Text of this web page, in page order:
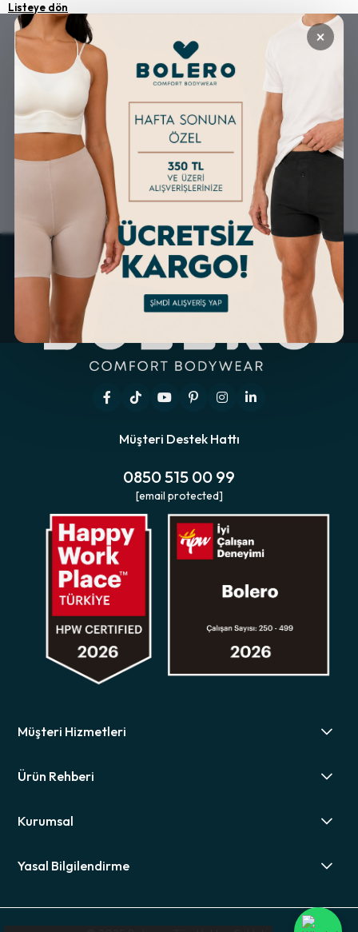
Listeye dön
ÜCRETSİZ KARGO GÜVENLİ ALIŞVERİŞ
KOLAY İADE & DEĞİŞİM
ALTERNATİF ÖDEME
İMKANLARI
Müşteri Destek Hattı
0850 515 00 99
[email protected]
Müşteri Hizmetleri
Ürün Rehberi
Kurumsal
Yasal Bilgilendirme
×